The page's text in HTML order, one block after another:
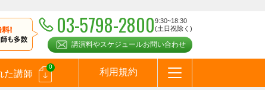
03-5798-28009:30~18:30
(土日祝除く)
講演料やスケジュールお問い合わせ
た講師
0
利用規約